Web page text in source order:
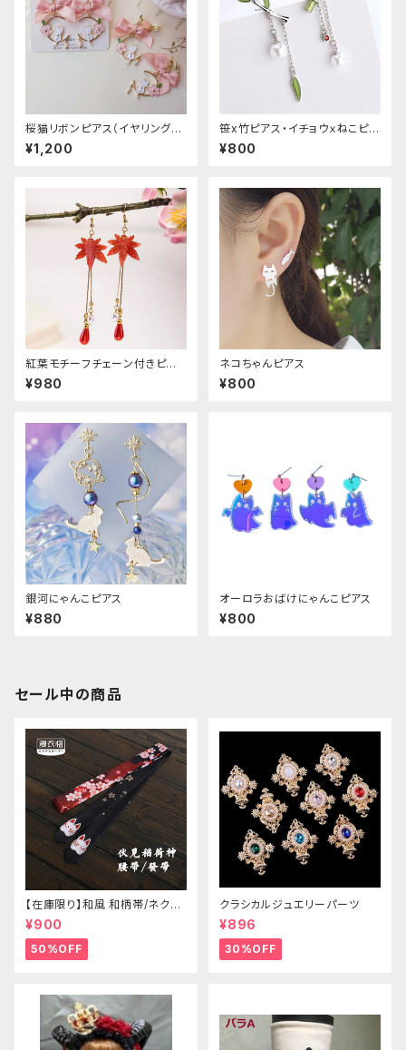
桜猫リボンピアス（イヤリング変
更可能
¥1,200
笹x竹ピアス・イチョウｘねこピア
ス
¥800
紅葉モチーフチェーン付きピア
ス
¥980
ネコちゃんピアス
¥800
銀河にゃんこピアス
¥880
オーロラおばけにゃんこピアス
¥800
セール中の商品
【在庫限り】和風 和柄帯/ネクタ
イ/リボン（狐面/金魚
¥900
50%OFF
クラシカルジュエリーパーツ
¥896
30%OFF